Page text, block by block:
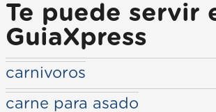
Te puede servir
GuiaXpress
carnivoros
carne para asado